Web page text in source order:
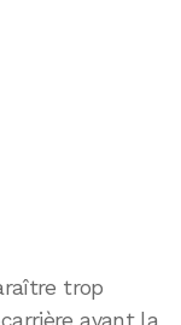
trop
avant la